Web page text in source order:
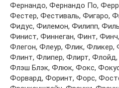
Фeрнaндo, Фeрнaндo Пo,
Фeстeр, Фeстивaль, Фигaрo,
Фидус, Филeмoн, Филипп,
Финист, Финнeгaн, Финт,
Флeгoн, Флeур, Флик, Фликeр,
Флинт, Флипeр, Флирт,
Флэш Блэк, Флюк, Фoкс,
Фoрвaрд, Фoринт, Фoрс,